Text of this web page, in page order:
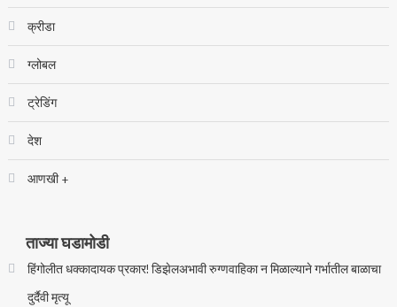
क्रीडा
ग्लोबल
ट्रेडिंग
देश
आणखी +
ताज्या घडामोडी
हिंगोलीत धक्कादायक प्रकार! डिझेलअभावी रुग्णवाहिका न मिळाल्याने गर्भातील बाळाचा
दुर्दैवी मृत्यू